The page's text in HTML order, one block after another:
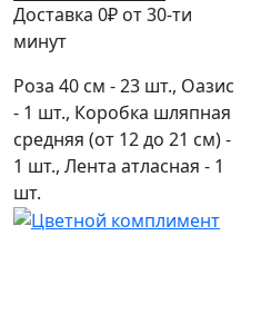
Доставка 0₽ от 30-ти
минут
Роза 40 см - 23 шт., Оазис
- 1 шт., Коробка шляпная
средняя (от 12 до 21 см) -
1 шт., Лента атласная - 1
шт.